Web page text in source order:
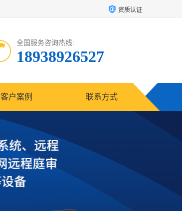
资质认证
全国服务咨询热线:
18938926527
客户案例 联系方式